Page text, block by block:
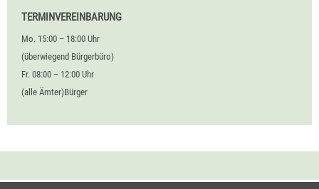
TERMINVEREINBARUNG
Mo. 15:00 – 18:00 Uhr
(überwiegend Bürgerbüro)
Fr. 08:00 – 12:00 Uhr
(alle Ämter)Bürger